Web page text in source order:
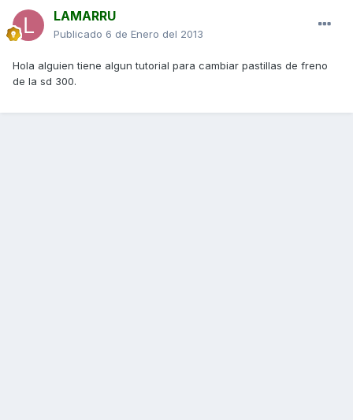
LAMARRU
Publicado 6 de Enero del 2013
Hola alguien tiene algun tutorial para cambiar pastillas de freno
de la sd 300.